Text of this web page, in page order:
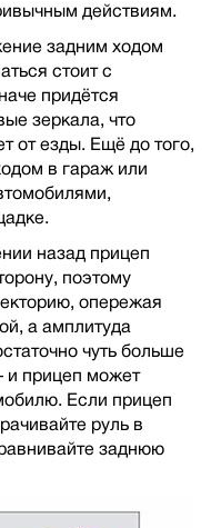
действиям.
задним ходом
стоит с
придётся
зеркала, что
от езды. Ещё до того,
в гараж или
назад прицеп
поэтому
опережая
а амплитуда
чуть больше
и прицеп может
Если прицеп
руль в
заднюю